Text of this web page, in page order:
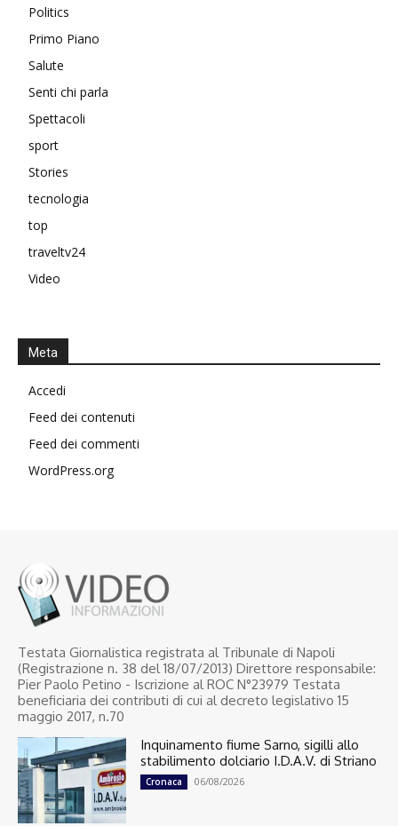
Politics
Primo Piano
Salute
Senti chi parla
Spettacoli
sport
Stories
tecnologia
top
traveltv24
Video
Meta
Accedi
Feed dei contenuti
Feed dei commenti
WordPress.org
Testata Giornalistica registrata al Tribunale di Napoli
(Registrazione n. 38 del 18/07/2013) Direttore responsabile:
Pier Paolo Petino - Iscrizione al ROC N°23979 Testata
beneficiaria dei contributi di cui al decreto legislativo 15
maggio 2017, n.70
Inquinamento fiume Sarno, sigilli allo
stabilimento dolciario I.D.A.V. di Striano
Cronaca 06/08/2026